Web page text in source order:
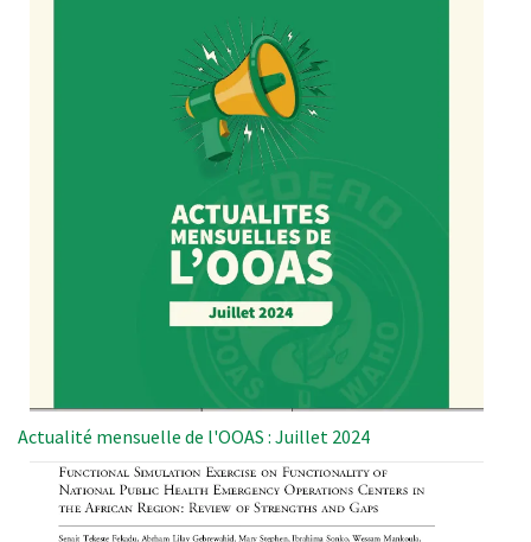
Actualité mensuelle de l'OOAS : Juillet 2024